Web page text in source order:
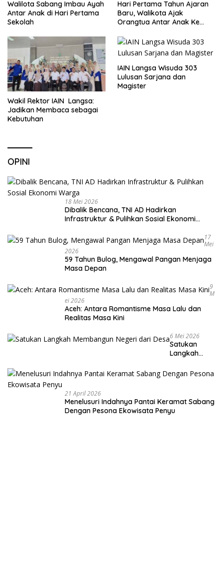
Walilota Sabang Imbau Ayah
Antar Anak di Hari Pertama
Sekolah
Hari Pertama Tahun Ajaran
Baru, Walikota Ajak
Orangtua Antar Anak Ke
Wakil Rektor IAIN Langsa:
Jadikan Membaca sebagai
Kebutuhan
IAIN Langsa Wisuda 303
Lulusan Sarjana dan
Magister
OPINI
18 Mei 2026
Dibalik Bencana, TNI AD Hadirkan
Infrastruktur & Pulihkan Sosial Ekonomi
17
Mei
2026
59 Tahun Bulog, Mengawal Pangan Menjaga
Masa Depan
9
M
Ei 2026
Aceh: Antara Romantisme Masa Lalu dan
Realitas Masa Kini
6 Mei 2026
Satukan
Langkah
Negeri dari
Desa
21 April 2026
Menelusuri Indahnya Pantai Keramat Sabang
Dengan Pesona Ekowisata Penyu